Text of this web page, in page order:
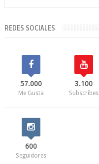
REDES SOCIALES
57.000
Me Gusta
3.100
Subscribes
600
Seguidores